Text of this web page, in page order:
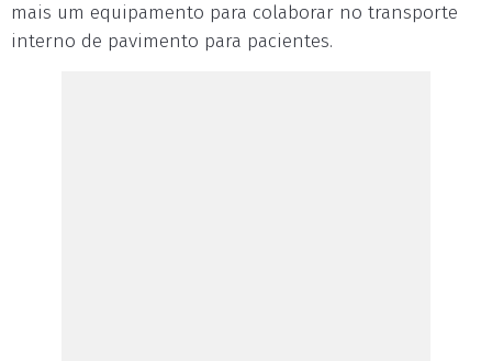
mais um equipamento para colaborar no transporte
interno de pavimento para pacientes.